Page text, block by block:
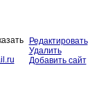
Редактировать
Удалить
Добавить сайт